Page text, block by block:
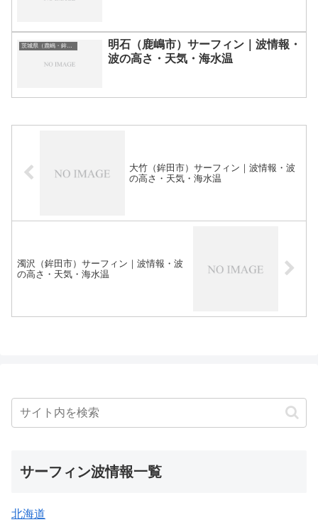
茨城県（鹿嶋・鉾田）のサーフィン波情報・ポイント・スポット一覧
明石（鹿嶋市）サーフィン｜波情報・
波の高さ・天気・海水温
大竹（鉾田市）サーフィン｜波情報・波
の高さ・天気・海水温
濁沢（鉾田市）サーフィン｜波情報・波
の高さ・天気・海水温
サーフィン波情報一覧
北海道